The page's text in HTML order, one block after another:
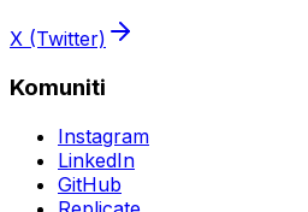
X (Twitter)
Komuniti
Instagram
LinkedIn
GitHub